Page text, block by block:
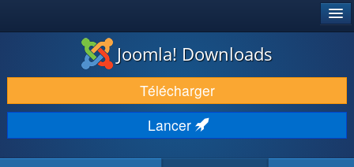
TÉLÉCHARGER & ENRICHIR
DÉCOUVRIR & APPRENDRE
COMMUNAUTÉ & SUPPORT
Joomla! Downloads
Télécharger
Lancer